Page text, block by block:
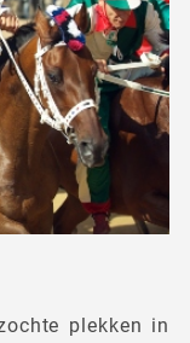
plekken in